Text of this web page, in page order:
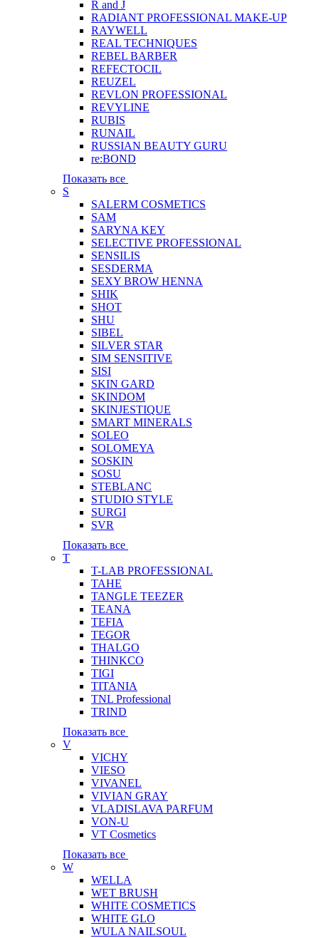
R and J
RADIANT PROFESSIONAL MAKE-UP
RAYWELL
REAL TECHNIQUES
REBEL BARBER
REFECTOCIL
REUZEL
REVLON PROFESSIONAL
REVYLINE
RUBIS
RUNAIL
RUSSIAN BEAUTY GURU
re:BOND
Показать все
S
SALERM COSMETICS
SAM
SARYNA KEY
SELECTIVE PROFESSIONAL
SENSILIS
SESDERMA
SEXY BROW HENNA
SHIK
SHOT
SHU
SIBEL
SILVER STAR
SIM SENSITIVE
SISI
SKIN GARD
SKINDOM
SKINJESTIQUE
SMART MINERALS
SOLEO
SOLOMEYA
SOSKIN
SOSU
STEBLANC
STUDIO STYLE
SURGI
SVR
Показать все
T
T-LAB PROFESSIONAL
TAHE
TANGLE TEEZER
TEANA
TEFIA
TEGOR
THALGO
THINKCO
TIGI
TITANIA
TNL Professional
TRIND
Показать все
V
VICHY
VIESO
VIVANEL
VIVIAN GRAY
VLADISLAVA PARFUM
VON-U
VT Cosmetics
Показать все
W
WELLA
WET BRUSH
WHITE COSMETICS
WHITE GLO
WULA NAILSOUL